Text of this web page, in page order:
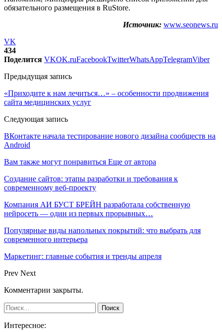
обязательного размещения в RuStore.
Источник: www.seonews.ru
VK
434
Поделится VKOK.ruFacebookTwitterWhatsAppTelegramViber
Предыдущая запись
«Приходите к нам лечиться…» – особенности продвижения
сайта медицинских услуг
Следующая запись
ВКонтакте начала тестирование нового дизайна сообществ на
Android
Вам также могут понравиться Еще от автора
Создание сайтов: этапы разработки и требования к
современному веб-проекту
Компания АИ БУСТ БРЕЙН разработала собственную
нейросеть — один из первых прорывных…
Популярные виды напольных покрытий: что выбрать для
современного интерьера
Маркетинг: главные события и тренды апреля
Prev Next
Комментарии закрыты.
Интересное: